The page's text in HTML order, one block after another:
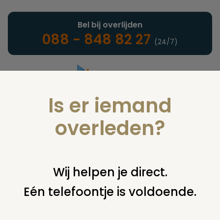
Landelijke uitvaartonderneming
Bel bij overlijden
088 - 848 82 27 (24/7)
U bent hier: home infotheek artikelen & rapporten de
Is er iemand
overleden?
Wij helpen je direct.
Eén telefoontje is voldoende.